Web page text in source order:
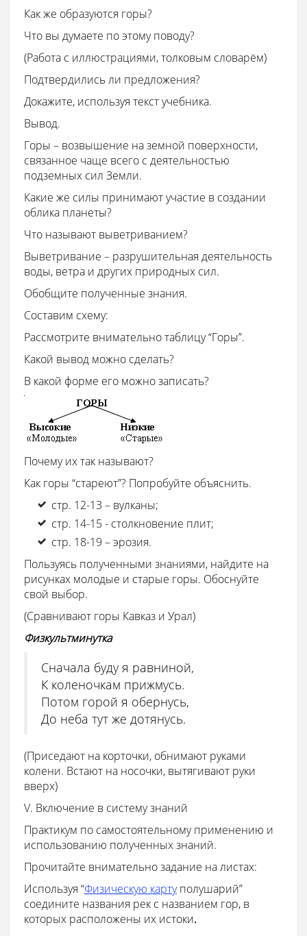
Как же образуются горы?
Что вы думаете по этому поводу?
(Работа с иллюстрациями, толковым словарём)
Подтвердились ли предложения?
Докажите, используя текст учебника.
Вывод.
Горы – возвышение на земной поверхности,
связанное чаще всего с деятельностью
подземных сил Земли.
Какие же силы принимают участие в создании
облика планеты?
Что называют выветриванием?
Выветривание – разрушительная деятельность
воды, ветра и других природных сил.
Обобщите полученные знания.
Составим схему:
Рассмотрите внимательно таблицу “Горы”.
Какой вывод можно сделать?
В какой форме его можно записать?
Почему их так называют?
Как горы “стареют”? Попробуйте объяснить.
стр. 12-13 – вулканы;
стр. 14-15 - столкновение плит;
стр. 18-19 – эрозия.
Пользуясь полученными знаниями, найдите на
рисунках молодые и старые горы. Обоснуйте
свой выбор.
(Сравнивают горы Кавказ и Урал)
Физкультминутка
Сначала буду я равниной,
К коленочкам прижмусь.
Потом горой я обернусь,
До неба тут же дотянусь.
(Приседают на корточки, обнимают руками
колени. Встают на носочки, вытягивают руки
вверх)
V. Включение в систему знаний
Практикум по самостоятельному применению и
использованию полученных знаний.
Прочитайте внимательно задание на листах:
Используя “Физическую картуполушарий”
соедините названия рек с названием гор, в
которых расположены их истоки.